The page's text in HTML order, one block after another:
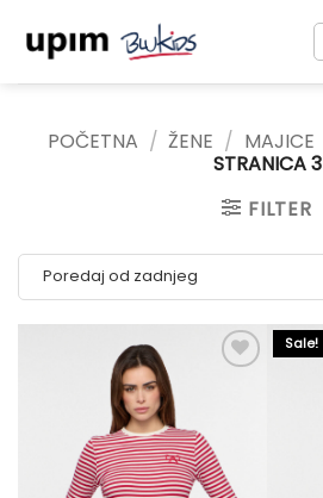
POČETNA / ŽENE / MAJICE
STRANICA 3
FILTER
Sale!